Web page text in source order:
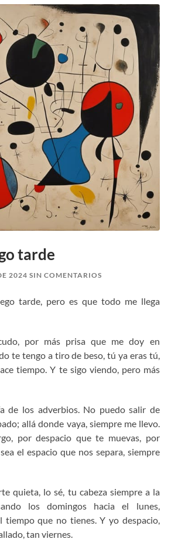
tarde
2024 SIN COMENTARIOS
tarde, pero es que todo me llega
por más prisa que me doy en
te tengo a tiro de beso, tú ya eras tú,
tiempo. Y te sigo viendo, pero más
de los adverbios. No puedo salir de
allá donde vaya, siempre me llevo.
por despacio que te muevas, por
el espacio que nos separa, siempre
quieta, lo sé, tu cabeza siempre a la
los domingos hacia el lunes,
tiempo que no tienes. Y yo despacio,
tan viernes.